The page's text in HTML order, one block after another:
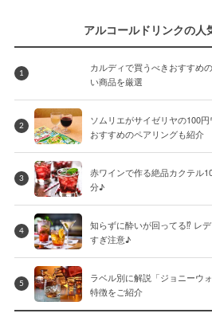
アルコールドリンクの人
1
カルディで買うべきおすすめ
い商品を厳選
2
ソムリエがサイゼリヤの100円
おすすめのペアリングも紹介
3
赤ワインで作る絶品カクテル
分♪
4
知らずに酔いが回ってる⁉︎ レ
すぎ注意♪
5
ラベル別に解説「ジョニーウ
特徴をご紹介